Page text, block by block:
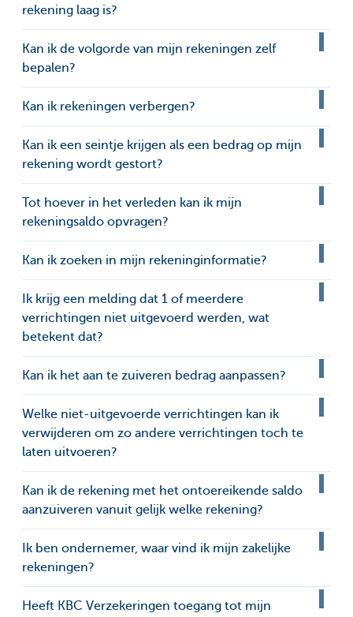
rekening laag is?
Kan ik de volgorde van mijn rekeningen zelf
bepalen?
Kan ik rekeningen verbergen?
Kan ik een seintje krijgen als een bedrag op mijn
rekening wordt gestort?
Tot hoever in het verleden kan ik mijn
rekeningsaldo opvragen?
Kan ik zoeken in mijn rekeninginformatie?
Ik krijg een melding dat 1 of meerdere
verrichtingen niet uitgevoerd werden, wat
betekent dat?
Kan ik het aan te zuiveren bedrag aanpassen?
Welke niet-uitgevoerde verrichtingen kan ik
verwijderen om zo andere verrichtingen toch te
laten uitvoeren?
Kan ik de rekening met het ontoereikende saldo
aanzuiveren vanuit gelijk welke rekening?
Ik ben ondernemer, waar vind ik mijn zakelijke
rekeningen?
Heeft KBC Verzekeringen toegang tot mijn